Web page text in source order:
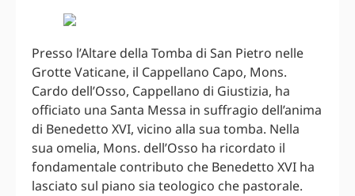
Presso l’Altare della Tomba di San Pietro nelle
Grotte Vaticane, il Cappellano Capo, Mons.
Cardo dell’Osso, Cappellano di Giustizia, ha
officiato una Santa Messa in suffragio dell’anima
di Benedetto XVI, vicino alla sua tomba. Nella
sua omelia, Mons. dell’Osso ha ricordato il
fondamentale contributo che Benedetto XVI ha
lasciato sul piano sia teologico che pastorale.